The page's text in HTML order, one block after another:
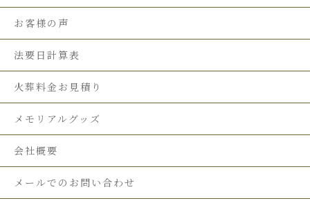
お客様の声
法要日計算表
火葬料金お見積り
メモリアルグッズ
会社概要
メールでのお問い合わせ